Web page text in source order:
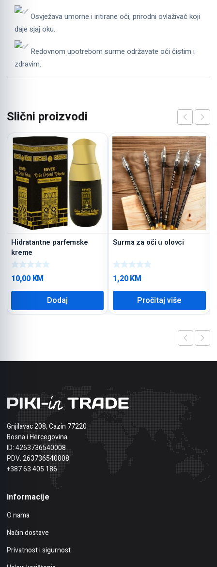
Osvježava umorne i iritirane oči, prirodni ovlaživač koji
daje sjaj oku.
Redovnom upotrebom surme održavate oči čistim i
zdravim.
Slični proizvodi
Hidratantne parfemske
kreme
10,00 KM
Dodaj
Surma za oči u olovci
1,20KM
Pročitaj više
Gnjilavac 208, Cazin 77220
Bosna i Hercegovina
ID: 4263736540008
PDV: 263736540008
+387 63 405 186
Informacije
O nama
Način dostave
Privatnost i sigurnost